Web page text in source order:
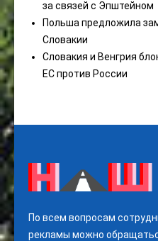
за связей с Эпштейном
Польша предложила
Словакии
Словакия и Венгрия
ЕС против России
По всем вопросам
рекламы можно